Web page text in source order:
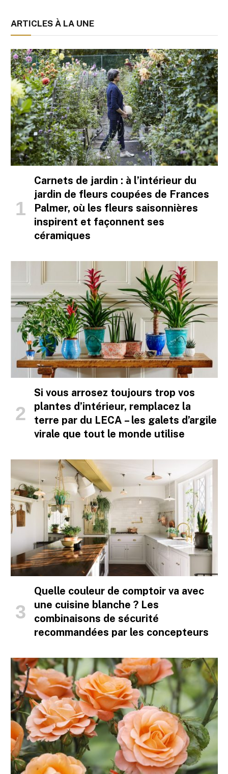
ARTICLES À LA UNE
Carnets de jardin : à l’intérieur du
jardin de fleurs coupées de Frances
Palmer, où les fleurs saisonnières
inspirent et façonnent ses
céramiques
Si vous arrosez toujours trop vos
plantes d’intérieur, remplacez la
terre par du LECA – les galets d’argile
virale que tout le monde utilise
Quelle couleur de comptoir va avec
une cuisine blanche ? Les
combinaisons de sécurité
recommandées par les concepteurs